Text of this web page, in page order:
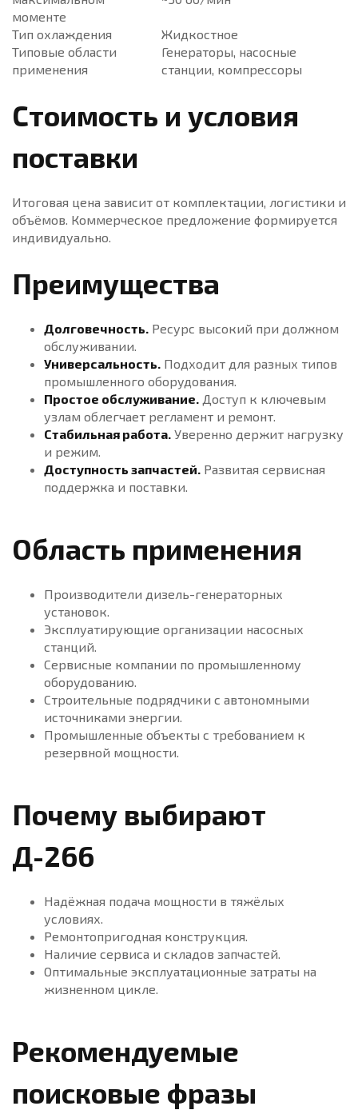
моменте
Тип охлаждения
Жидкостное
Типовые области
применения
Генераторы, насосные
станции, компрессоры
Стоимость и условия
поставки
Итоговая цена зависит от комплектации, логистики и
объёмов. Коммерческое предложение формируется
индивидуально.
Преимущества
Долговечность. Ресурс высокий при должном
обслуживании.
Универсальность. Подходит для разных типов
промышленного оборудования.
Простое обслуживание. Доступ к ключевым
узлам облегчает регламент и ремонт.
Стабильная работа. Уверенно держит нагрузку
и режим.
Доступность запчастей. Развитая сервисная
поддержка и поставки.
Область применения
Производители дизель-генераторных
установок.
Эксплуатирующие организации насосных
станций.
Сервисные компании по промышленному
оборудованию.
Строительные подрядчики с автономными
источниками энергии.
Промышленные объекты с требованием к
резервной мощности.
Почему выбирают
Д-266
Надёжная подача мощности в тяжёлых
условиях.
Ремонтопригодная конструкция.
Наличие сервиса и складов запчастей.
Оптимальные эксплуатационные затраты на
жизненном цикле.
Рекомендуемые
поисковые фразы